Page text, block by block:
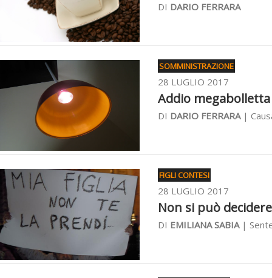
DI DARIO FERRARA
SOMMINISTRAZIONE
28 LUGLIO 2017
Addio
DI DARIO FERRARA|
FIGLI CONTESI
28 LUGLIO 2017
Non si può
DI EMILIANA SABIA|